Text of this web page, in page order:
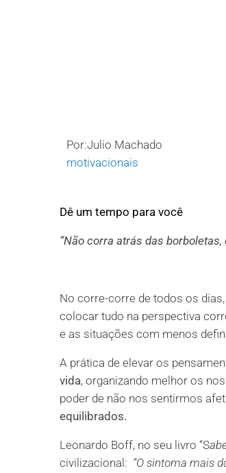
Por:Julio Machado
motivacionais
Dê um tempo para você
“Não corra atrás das
No corre-corre de todos os
colocar tudo na perspectiva
e as situações com menos
A prática de elevar os
vida, organizando melhor os
poder de não nos sentirmos
equilibrados.
Leonardo Boff, no seu livro “S
civilizacional: “O sintoma mais